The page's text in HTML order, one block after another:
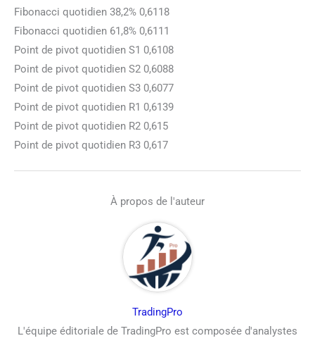
Fibonacci quotidien 38,2% 0,6118
Fibonacci quotidien 61,8% 0,6111
Point de pivot quotidien S1 0,6108
Point de pivot quotidien S2 0,6088
Point de pivot quotidien S3 0,6077
Point de pivot quotidien R1 0,6139
Point de pivot quotidien R2 0,615
Point de pivot quotidien R3 0,617
À propos de l'auteur
TradingPro
L'équipe éditoriale de TradingPro est composée d'analystes